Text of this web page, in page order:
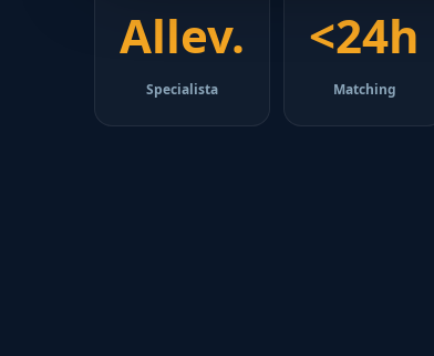
Allev.
Specialista
<24h
Matching